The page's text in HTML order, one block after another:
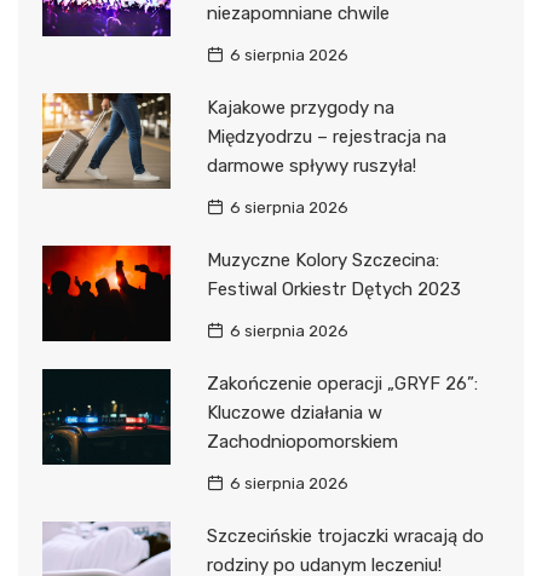
niezapomniane chwile
6 sierpnia 2026
Kajakowe przygody na
Międzyodrzu – rejestracja na
darmowe spływy ruszyła!
6 sierpnia 2026
Muzyczne Kolory Szczecina:
Festiwal Orkiestr Dętych 2023
6 sierpnia 2026
Zakończenie operacji „GRYF 26”:
Kluczowe działania w
Zachodniopomorskiem
6 sierpnia 2026
Szczecińskie trojaczki wracają do
rodziny po udanym leczeniu!